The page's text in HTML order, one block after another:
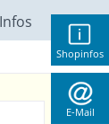
Shopinfos
E-Mail